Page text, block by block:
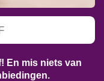
En mis niets van